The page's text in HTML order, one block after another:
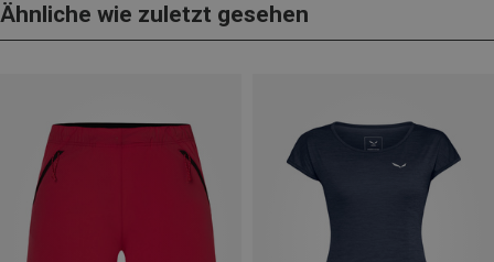
Ähnliche wie zuletzt gesehen